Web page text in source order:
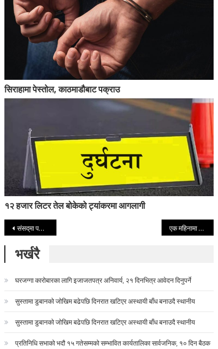
सिराहामा पेस्तोल, काठमाडौबाट पक्राउ
१२ हजार लिटर तेल बोकेको ट्यांकरमा आगलागी
Post navigation
संसद्‌मा पहिलोपटक सम्बोधन गर्दै प्रधानमन्त्रीले के-के भनिन् ? पूर्णपाठसहित एक महिनामा भित्रियो दुई खर्ब रेमिटेन्स, नाघ्यो १० खर्ब
भर्खरै
घरजग्गा कारोबारका लागि इजाजतपत्र अनिवार्य, २१ दिनभित्र आवेदन दिनुपर्ने
सुस्तामा डुबानको जोखिम बढेपछि दिनरात खटिएर अस्थायी बाँध बनाउदै स्थानीय
सुस्तामा डुबानको जोखिम बढेपछि दिनरात खटिएर अस्थायी बाँध बनाउदै स्थानीय
प्रतिनिधि सभाको भदौ १५ गतेसम्मको सम्भावित कार्यतालिका सार्वजनिक, १० दिन बैठक